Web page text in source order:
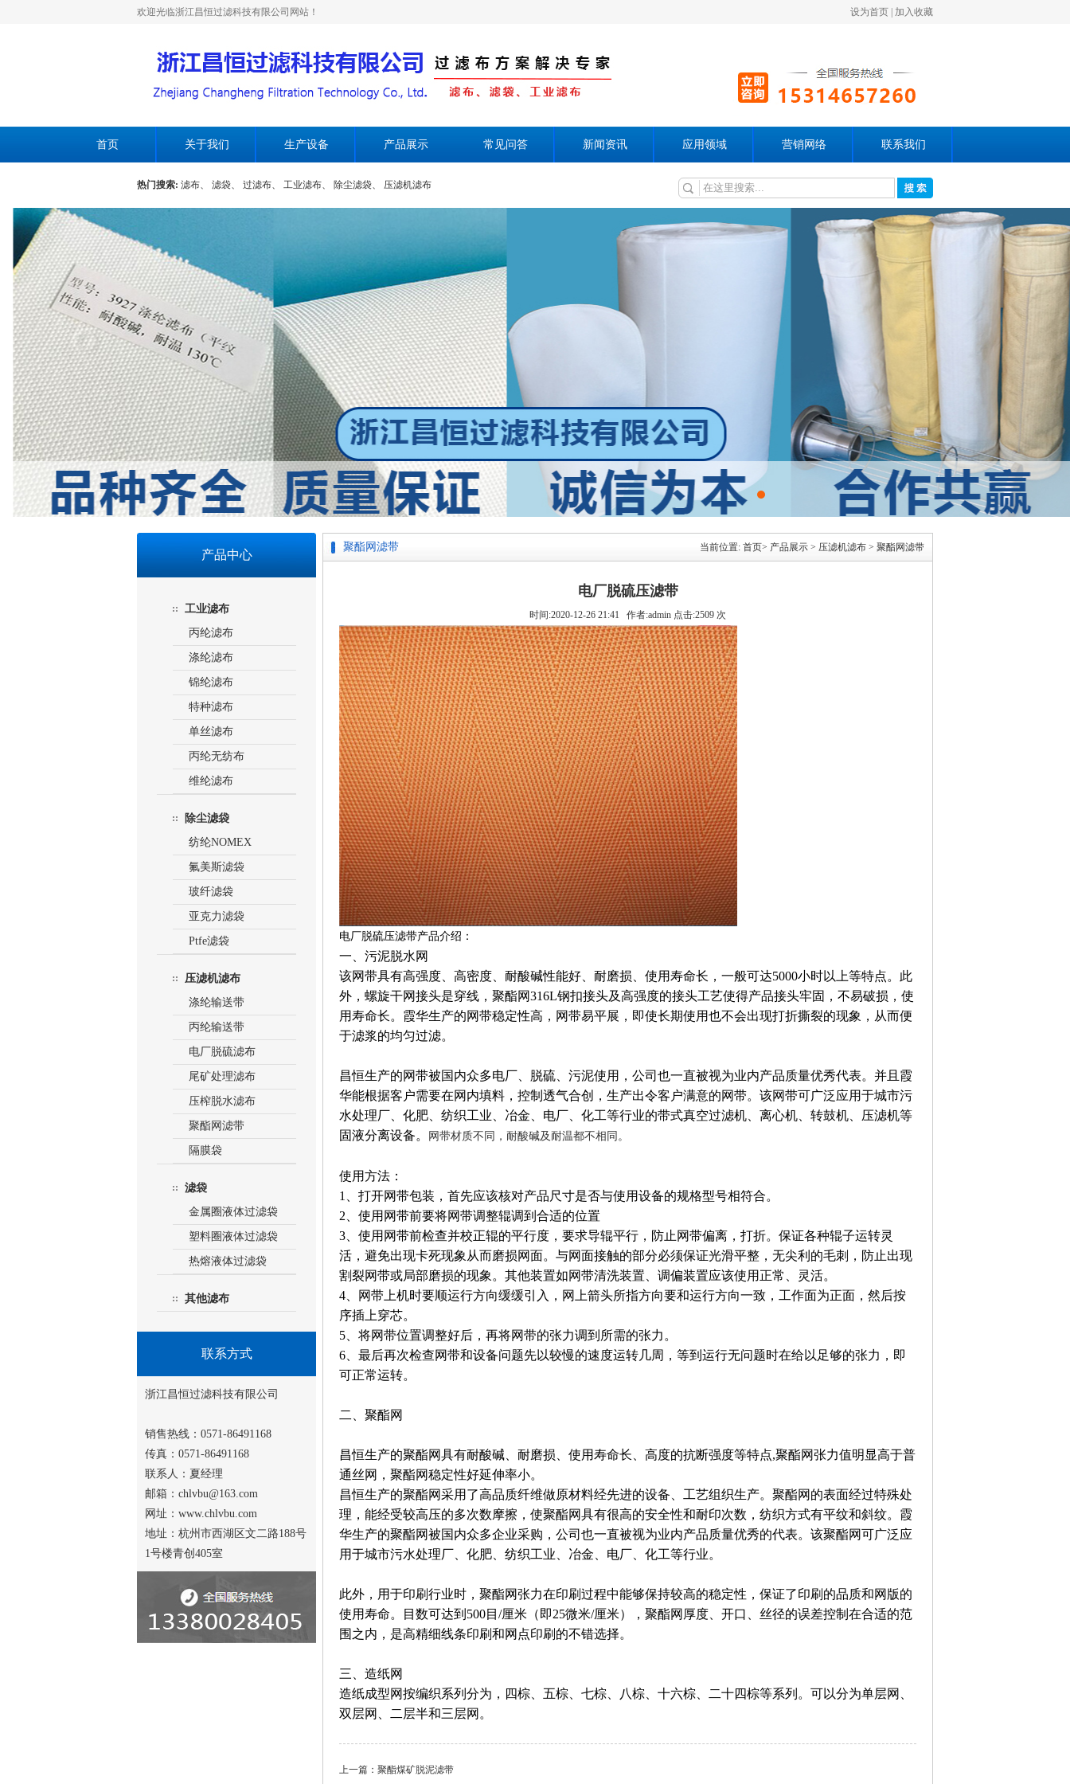
欢迎光临浙江昌恒过滤科技有限公司网站！ 设为首页 加入收藏
首页 关于我们 生产设备 产品展示 常见问答 新闻资讯 应用领域 营销网络 联系我们
热门搜索: 滤布、 滤袋、 过滤布、 工业滤布、 除尘滤袋、 压滤机滤布
产品中心
工业滤布
丙纶滤布
涤纶滤布
锦纶滤布
特种滤布
单丝滤布
丙纶无纺布
维纶滤布
除尘滤袋
纺纶NOMEX
氟美斯滤袋
玻纤滤袋
亚克力滤袋
Ptfe滤袋
压滤机滤布
涤纶输送带
丙纶输送带
电厂脱硫滤布
尾矿处理滤布
压榨脱水滤布
聚酯网滤带
隔膜袋
滤袋
金属圈液体过滤袋
塑料圈液体过滤袋
热熔液体过滤袋
其他滤布
联系方式
浙江昌恒过滤科技有限公司
销售热线：0571-86491168
传真：0571-86491168
联系人：夏经理
邮箱：chlvbu@163.com
网址：www.chlvbu.com
地址：杭州市西湖区文二路188号
1号楼青创405室
聚酯网滤带 当前位置: 首页> 产品展示 > 压滤机滤布 > 聚酯网滤带
电厂脱硫压滤带
时间:2020-12-26 21:41 作者:admin 点击:2509 次
电厂脱硫压滤带产品介绍：
一、污泥脱水网
该网带具有高强度、高密度、耐酸碱性能好、耐磨损、使用寿命长，一般可达5000小时以上等特点。此
外，螺旋干网接头是穿线，聚酯网316L钢扣接头及高强度的接头工艺使得产品接头牢固，不易破损，使
用寿命长。霞华生产的网带稳定性高，网带易平展，即使长期使用也不会出现打折撕裂的现象，从而便
于滤浆的均匀过滤。
昌恒生产的网带被国内众多电厂、脱硫、污泥使用，公司也一直被视为业内产品质量优秀代表。并且霞
华能根据客户需要在网内填料，控制透气合创，生产出令客户满意的网带。该网带可广泛应用于城市污
水处理厂、化肥、纺织工业、冶金、电厂、化工等行业的带式真空过滤机、离心机、转鼓机、压滤机等
固液分离设备。
网带材质不同，耐酸碱及耐温都不相同。
使用方法：
1、打开网带包装，首先应该核对产品尺寸是否与使用设备的规格型号相符合。
2、使用网带前要将网带调整辊调到合适的位置
3、使用网带前检查并校正辊的平行度，要求导辊平行，防止网带偏离，打折。保证各种辊子运转灵
活，避免出现卡死现象从而磨损网面。与网面接触的部分必须保证光滑平整，无尖利的毛刺，防止出现
割裂网带或局部磨损的现象。其他装置如网带清洗装置、调偏装置应该使用正常、灵活。
4、网带上机时要顺运行方向缓缓引入，网上箭头所指方向要和运行方向一致，工作面为正面，然后按
序插上穿芯。
5、将网带位置调整好后，再将网带的张力调到所需的张力。
6、最后再次检查网带和设备问题先以较慢的速度运转几周，等到运行无问题时在给以足够的张力，即
可正常运转。
二、聚酯网
昌恒生产的聚酯网具有耐酸碱、耐磨损、使用寿命长、高度的抗断强度等特点,聚酯网张力值明显高于普
通丝网，聚酯网稳定性好延伸率小。
昌恒生产的聚酯网采用了高品质纤维做原材料经先进的设备、工艺组织生产。聚酯网的表面经过特殊处
理，能经受较高压的多次数摩擦，使聚酯网具有很高的安全性和耐印次数，纺织方式有平纹和斜纹。霞
华生产的聚酯网被国内众多企业采购，公司也一直被视为业内产品质量优秀的代表。该聚酯网可广泛应
用于城市污水处理厂、化肥、纺织工业、冶金、电厂、化工等行业。
此外，用于印刷行业时，聚酯网张力在印刷过程中能够保持较高的稳定性，保证了印刷的品质和网版的
使用寿命。目数可达到500目/厘米（即25微米/厘米），聚酯网厚度、开口、丝径的误差控制在合适的范
围之内，是高精细线条印刷和网点印刷的不错选择。
三、造纸网
造纸成型网按编织系列分为，四棕、五棕、七棕、八棕、十六棕、二十四棕等系列。可以分为单层网、
双层网、二层半和三层网。
上一篇：聚酯煤矿脱泥滤带